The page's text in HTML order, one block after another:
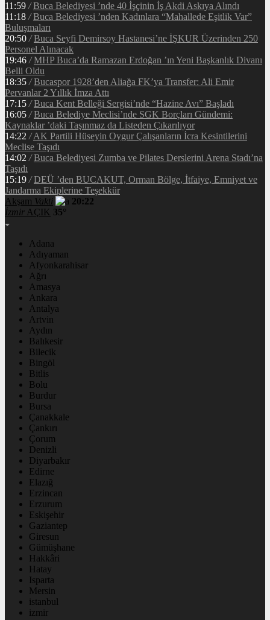
11:59 / Buca Belediyesi ’nde 40 İşçinin İş Akdi Askıya Alındı
11:18 / Buca Belediyesi ’nden Kadınlara “Mahallede Eşitlik Var”
Buluşmaları
20:50 / Buca Seyfi Demirsoy Hastanesi’ne İŞKUR Üzerinden 250
Personel Alınacak
19:46 / MHP Buca’da Ramazan Erdoğan ’ın Yeni Başkanlık Divanı
Belli Oldu
18:35 / Bucaspor 1928’den Aliağa FK’ya Transfer: Ali Emir
Pervanlar 2 Yıllık İmza Attı
17:15 / Buca Kent Belleği Sergisi’nde “Hazine Avı” Başladı
16:05 / Buca Belediye Meclisi’nde SGK Borçları Gündemi:
Kaynaklar ’daki Taşınmaz da Listeden Çıkarılıyor
14:22 / AK Partili Hüseyin Oygur Çalışanların İcra Kesintilerini
Meclise Taşıdı
14:02 / Buca Belediyesi Zumba ve Pilates Derslerini Arena Stadı’na
Taşıdı
15:19 / DEÜ ’den BUCAKUT, Orman Bölge, İtfaiye, Emniyet ve
Jandarma Ekiplerine Teşekkür
Akşam Vakti
20:22
İzmir AÇIK 35°
Adana
Adıyaman
Afyonkarahisar
Ağrı
Amasya
Ankara
Antalya
Artvin
Aydın
Balıkesir
Bilecik
Bingöl
Bitlis
Bolu
Burdur
Bursa
Çanakkale
Çankırı
Çorum
Denizli
Diyarbakır
Edirne
Elazığ
Erzincan
Erzurum
Eskişehir
Gaziantep
Giresun
Gümüşhane
Hakkâri
Hatay
Isparta
Mersin
istanbul
izmir